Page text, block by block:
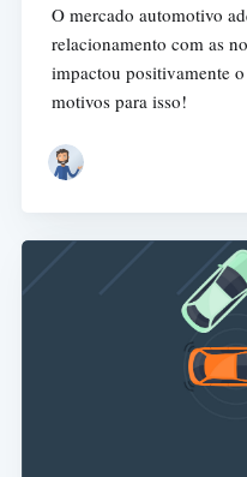
O mercado automotivo
relacionamento com as
impactou positivamente
motivos para isso!